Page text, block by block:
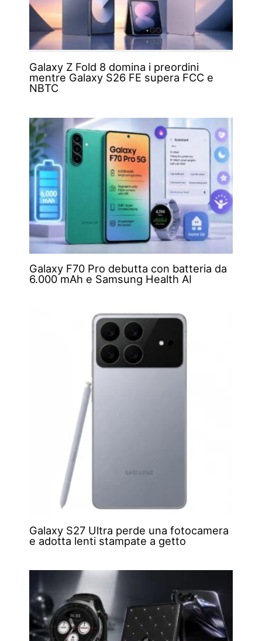
Galaxy Z Fold 8 domina i preordini
mentre Galaxy S26 FE supera FCC e
NBTC
Galaxy F70 Pro debutta con batteria da
6.000 mAh e Samsung Health AI
Galaxy S27 Ultra perde una fotocamera
e adotta lenti stampate a getto